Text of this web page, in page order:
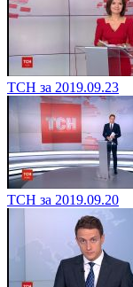
ТСН за 2019.09.23
ТСН за 2019.09.20